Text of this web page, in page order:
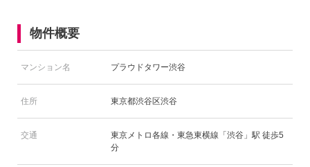
物件概要
マンション名 プラウドタワー渋谷
住所 東京都渋谷区渋谷
交通
東京メトロ各線・東急東横線「渋谷」駅 徒歩5
分